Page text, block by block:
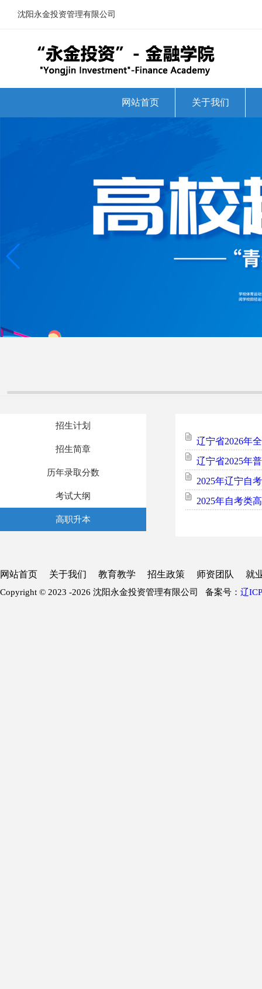
沈阳永金投资管理有限公司
网站首页 关于我们
招生计划
招生简章
历年录取分数
考试大纲
高职升本
辽宁省2026年
辽宁省2025年
2025年辽宁自
2025年自考类
网站首页 关于我们 教育教学 招生政策 师资团队 就
Copyright © 2023 -2026 沈阳永金投资管理有限公司 备案号： 辽